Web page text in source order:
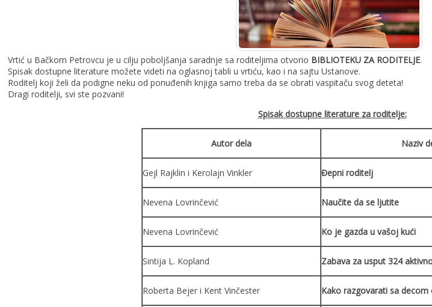
Vrtić u Bačkom Petrovcu je u cilju poboljšanja saradnje sa roditeljima otvorio BIBLIOTEKU ZA RODITELJE.
Spisak dostupne literature možete videti na oglasnoj tabli u vrtiću, kao i na sajtu Ustanove.
Roditelj koji želi da podigne neku od ponuđenih knjiga samo treba da se obrati vaspitaču svog deteta!
Dragi roditelji, svi ste pozvani!
Spisak dostupne literature za roditelje:
Autor dela Naziv
Gejl Rajklin i Kerolajn Vinkler Đepni roditelj
Nevena Lovrinčević Naučite da se ljutite
Nevena Lovrinčević Ko je gazda u vašoj kući
Sintija L. Kopland Zabava za usput 324
Roberta Bejer i Kent Vinčester Kako razgovarati sa decom